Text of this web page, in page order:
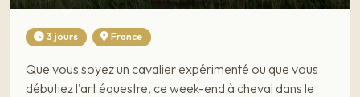
3 jours France
Que vous soyez un cavalier expérimenté ou que vous
débutiez l'art équestre, ce week-end à cheval dans le